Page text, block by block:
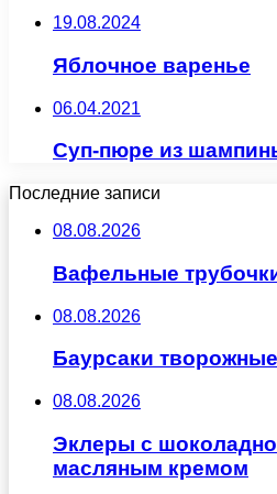
19.08.2024
Яблочное варенье
06.04.2021
Суп-пюре из
Последние записи
08.08.2026
Вафельные
08.08.2026
Баурсаки творожные
08.08.2026
Эклеры с
масляным кремом